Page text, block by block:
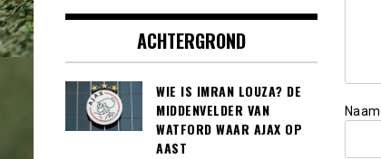
Naam
ACHTERGROND
WIE IS IMRAN LOUZA? DE
MIDDENVELDER VAN
WATFORD WAAR AJAX OP
AAST